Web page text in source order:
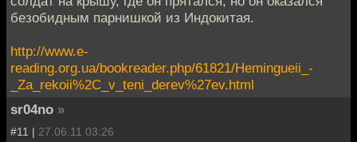
безобидным парнишкой из Индокитая.
http://www.e-
reading.org.ua/bookreader.php/61821/Hemingueii_-
_Za_rekoii%2C_v_teni_derev%27ev.html
sr04no »
#11 | 27.06.11 03:26